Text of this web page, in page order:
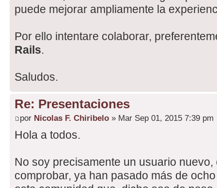
puede mejorar ampliamente la
Por ello intentare colaborar,
Rails.
Saludos.
Re: Presentaciones
por Nicolas F. Chiribelo » Mar Sep 01, 2015 7:39 pm
Hola a todos.
No soy precisamente un usuario
comprobar, ya han pasado más de